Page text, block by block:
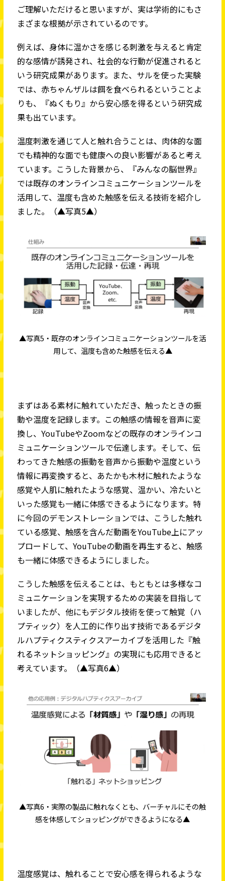
ご理解いただけると思いますが、実は学術的にもさ
まざまな根拠が示されているのです。
例えば、身体に温かさを感じる刺激を与えると肯定
的な感情が誘発され、社会的な行動が促進されると
いう研究成果があります。また、サルを使った実験
では、赤ちゃんザルは餌を食べられるということよ
りも、『ぬくもり』から安心感を得るという研究成
果も出ています。
温度刺激を通じて人と触れ合うことは、肉体的な面
でも精神的な面でも健康への良い影響があると考え
ています。こうした背景から、『みんなの脳世界』
では既存のオンラインコミュニケーションツールを
活用して、温度も含めた触感を伝える技術を紹介し
ました。（▲写真5▲）
▲写真5・既存のオンラインコミュニケーションツールを活
用して、温度も含めた触感を伝える▲
まずはある素材に触れていただき、触ったときの振
動や温度を記録します。この触感の情報を音声に変
換し、YouTubeやZoomなどの既存のオンラインコ
ミュニケーションツールで伝達します。そして、伝
わってきた触感の振動を音声から振動や温度という
情報に再変換すると、あたかも木材に触れたような
感覚や人肌に触れたような感覚、温かい、冷たいと
いった感覚も一緒に体感できるようになります。特
に今回のデモンストレーションでは、こうした触れ
ている感覚、触感を含んだ動画をYouTube上にアッ
プロードして、YouTubeの動画を再生すると、触感
も一緒に体感できるようにしました。
こうした触感を伝えることは、もともとは多様なコ
ミュニケーションを実現するための実装を目指して
いましたが、他にもデジタル技術を使って触覚（ハ
プティック）を人工的に作り出す技術であるデジタ
ルハプティクスティクスアーカイブを活用した『触
れるネットショッピング』の実現にも応用できると
考えています。（▲写真6▲）
▲写真6・実際の製品に触れなくとも、バーチャルにその触
感を体感してショッピングができるようになる▲
温度感覚は、触れることで安心感を得られるような